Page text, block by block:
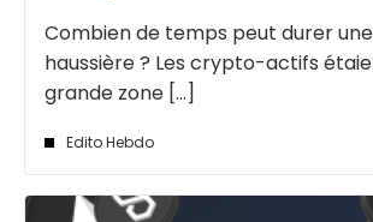
Combien de temps peut durer
haussière ? Les crypto-actifs
grande zone [...]
Edito Hebdo